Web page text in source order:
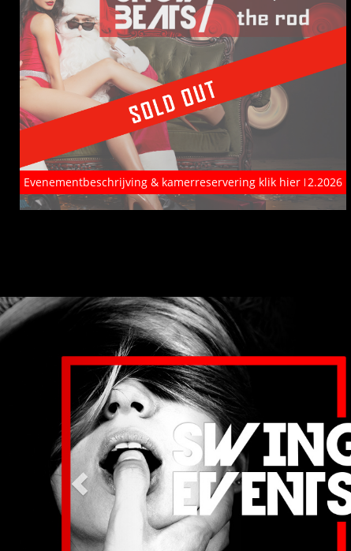
10. - 13.12.2026
Evenementbeschrijving & kamerreservering klik hier
Previous